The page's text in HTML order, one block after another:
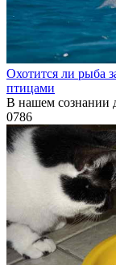
Охотится ли рыба
птицами
В нашем сознании
0786